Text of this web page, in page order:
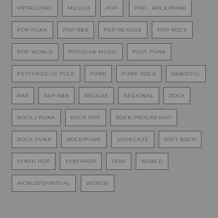
METALCORE MÚSICA POP POP . ROCK/PUNK
POP PUNK POP R&B POP REAGGE POP ROCK
POP WORLD POPULAR MUSIC POST-PUNK
PSYCHEDELIC FOLK PUNK PUNK ROCK R&B/SOUL
RAP RAP R&B REGGAE REGIONAL ROCK
ROCK / PUNK ROCK POP ROCK PROGRESIVO
ROCK PUNK ROCK/PUNK SHOEGAZE SOFT ROCK
SYNTH POP SYNTHPOP TRAP WORLD
WORLD/SPIRITUAL WORLW